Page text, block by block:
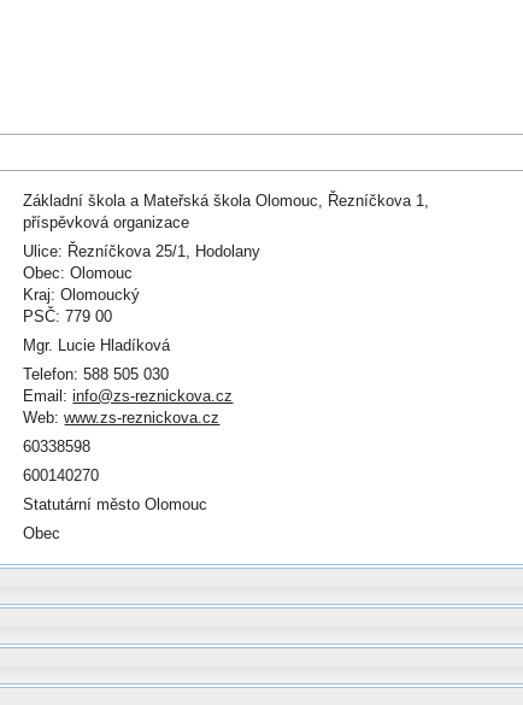
Základní škola a Mateřská škola Olomouc, Řezníčkova 1,
příspěvková organizace
Ulice: Řezníčkova 25/1, Hodolany
Obec: Olomouc
Kraj: Olomoucký
PSČ: 779 00
Mgr. Lucie Hladíková
Telefon: 588 505 030
Email:info@zs-reznickova.cz
Web:www.zs-reznickova.cz
60338598
600140270
Statutární město Olomouc
Obec